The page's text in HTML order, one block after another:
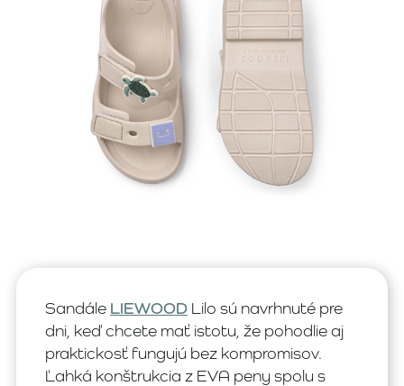
Sandále LIEWOOD Lilo sú navrhnuté pre
dni, keď chcete mať istotu, že pohodlie aj
praktickosť fungujú bez kompromisov.
Ľahká konštrukcia z EVA peny spolu s